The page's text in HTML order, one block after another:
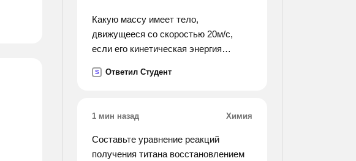
Какую массу имеет тело,
движущееся со скоростью 20м/с,
если его кинетическая энергия
S Ответил Студент
1 мин назад Химия
Составьте уравнение реакций
получения титана восстановлением